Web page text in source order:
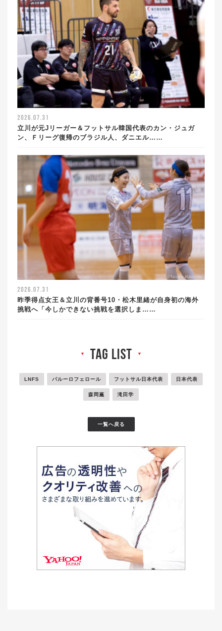
2026.07.31
立川が元Jリーガー＆フットサル韓国代表のカン・ジュガ
ン、Ｆリーグ復帰のブラジル人、ダニエル……
2026.07.31
昨季得点女王＆立川の背番号10・松木里緒が自身初の海外
挑戦へ「今しかできない挑戦を選択しま……
▼ tag list ▼
LNFS パルーロフェロール フットサル日本代表 日本代表
森岡薫 滝田学
一覧へ戻る